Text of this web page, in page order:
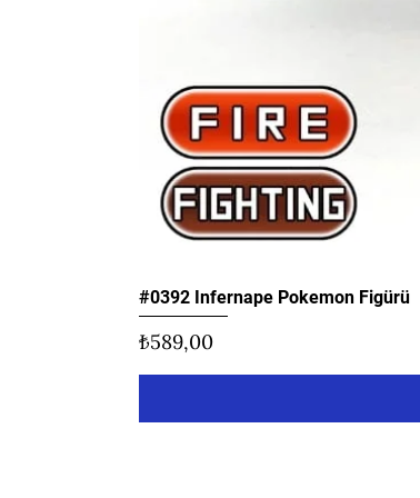
#0392 Infernape Pokemon Figürü
Fiyat
₺589,00